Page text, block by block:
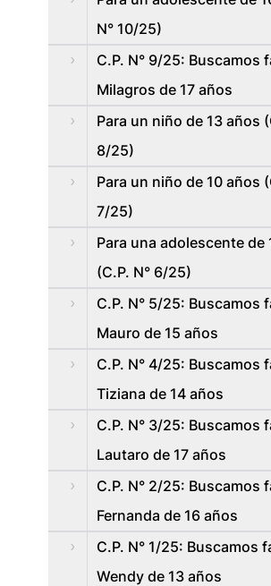
N° 10/25)
C.P. N° 9/25: Buscamos
Milagros de 17 años
Para un niño de 13 años
8/25)
Para un niño de 10 años
7/25)
Para una adolescente de
(C.P. N° 6/25)
C.P. N° 5/25: Buscamos
Mauro de 15 años
C.P. N° 4/25: Buscamos
Tiziana de 14 años
C.P. N° 3/25: Buscamos
Lautaro de 17 años
C.P. N° 2/25: Buscamos
Fernanda de 16 años
C.P. N° 1/25: Buscamos
Wendy de 13 años